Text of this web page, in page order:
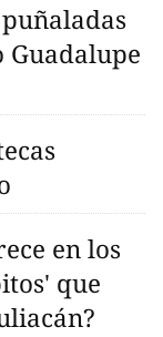
en los
que